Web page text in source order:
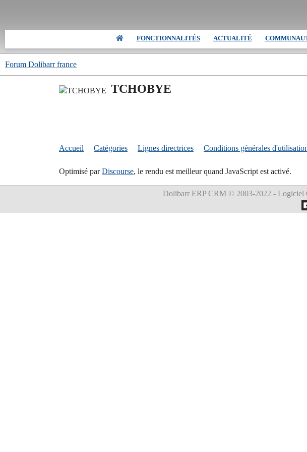
FONCTIONNALITÉS ACTUALITÉ
Forum Dolibarr france
TCHOBYE
Accueil Catégories Lignes directrices Conditions générales
Optimisé parDiscourse, le rendu est meilleur quand JavaScript est activé.
Dolibarr ERP CRM© 2003-2022 - Logiciel